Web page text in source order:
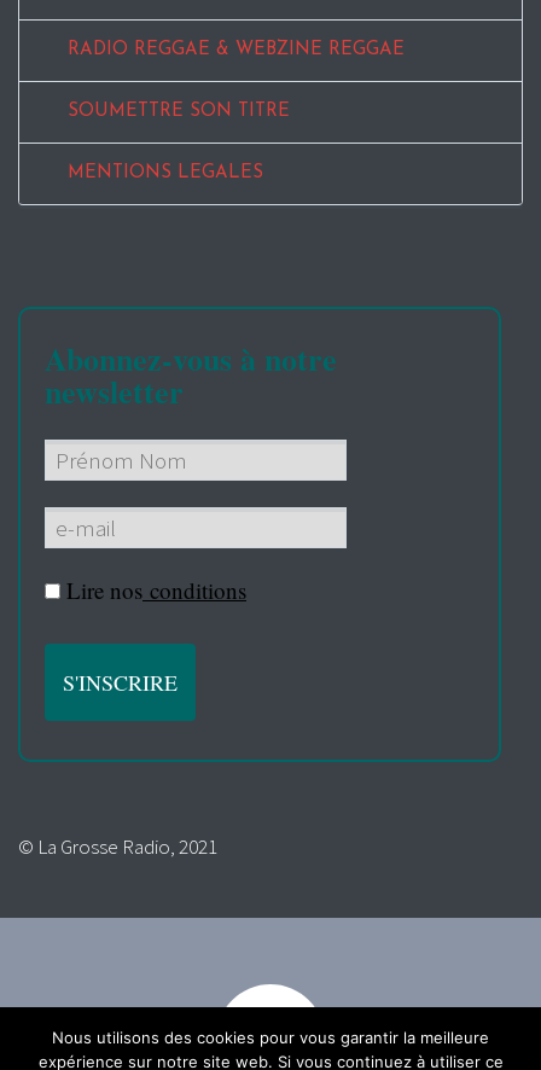
RADIO REGGAE & WEBZINE REGGAE
SOUMETTRE SON TITRE
MENTIONS LEGALES
Abonnez-vous à notre
newsletter
Lire nos conditions
© La Grosse Radio, 2021
Nous utilisons des cookies pour vous garantir la meilleure
expérience sur notre site web. Si vous continuez à utiliser ce